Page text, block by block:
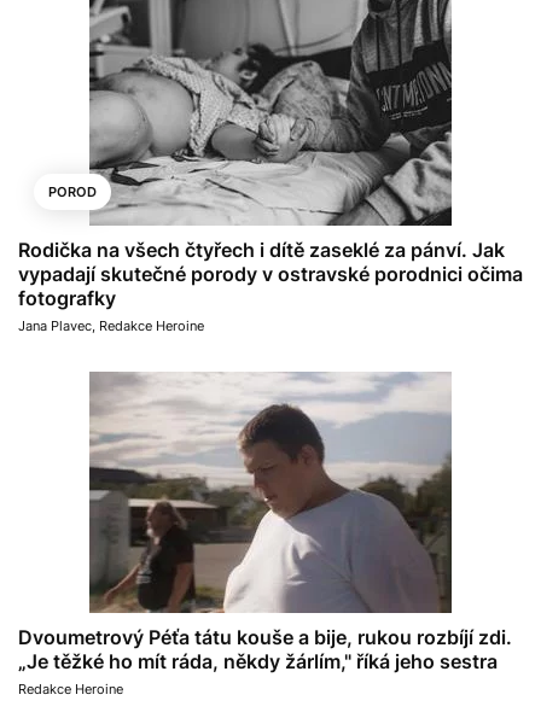
POROD
Rodička na všech čtyřech i dítě zaseklé za pánví. Jak
vypadají skutečné porody v ostravské porodnici očima
fotografky
Jana Plavec, Redakce Heroine
Dvoumetrový Péťa tátu kouše a bije, rukou rozbíjí zdi.
„Je těžké ho mít ráda, někdy žárlím," říká jeho sestra
Redakce Heroine